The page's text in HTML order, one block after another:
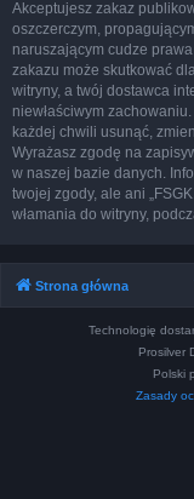
Akceptujesz zakaz
oszczerczym,
naruszającym cudze
zakazu może skutkować
witryny, a twój dostawca
niewłaściwym
każdej chwili usunąć,
Wyrażasz zgodę na
w naszej bazie danych.
twojej zgody, ale ani
włamania do witryny,
Strona główna
Technologię
Prosilver
Polski
Zasady